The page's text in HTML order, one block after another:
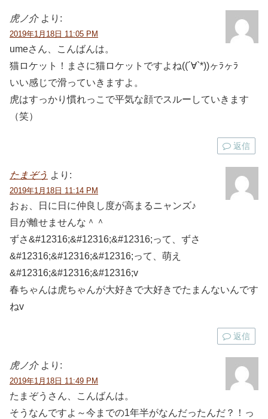
虎ノ介 より:
2019年1月18日 11:05 PM
umeさん、こんばんは。
猫ロケット！まさに猫ロケットですよね((´∀`*))ヶﾗヶﾗ
いい感じで滑っていきますよ。
虎はすっかり慣れっこで平気な顔でスルーしていきます
（笑）
返信
たまぞう より:
2019年1月18日 11:14 PM
おぉ、日に日に仲良し度が高まるニャンズ♪
目が離せませんな＾＾
ずさ&#12316;&#12316;&#12316;って、ずさ
&#12316;&#12316;&#12316;って、萌え
&#12316;&#12316;&#12316;v
春ちゃんは虎ちゃんが大好きで大好きでたまんないんです
ねv
返信
虎ノ介 より:
2019年1月18日 11:49 PM
たまぞうさん、こんばんは。
そうなんですよ～今までの1年半がなんだったんだ？！っ